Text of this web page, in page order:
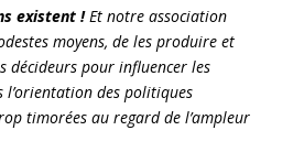
existent !Et notre association
moyens, de les produire et
décideurs pour influencer les
l’orientation des politiques
timorées au regard de l’ampleur